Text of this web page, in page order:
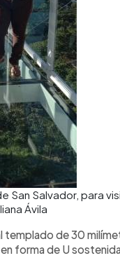
San Salvador, para
Ávila
templado de 30
forma de U